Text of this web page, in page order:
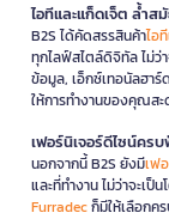
ไอทีและแก็ดเจ็ต ล้ำ
B2S ได้คัดสรรสินค้าไอ
ทุกไลฟ์สไตล์ดิจิทัล ไม่ว่า
ข้อมูล, เอ็กซ์เทอนัลฮา
ให้การทำงานของคุณส
เฟอร์นิเจอร์ดีไซน์คร
นอกจากนี้ B2S ยังมีเฟ
และที่ทำงาน ไม่ว่าจะเป็
Furradecก็มีให้เลือกค